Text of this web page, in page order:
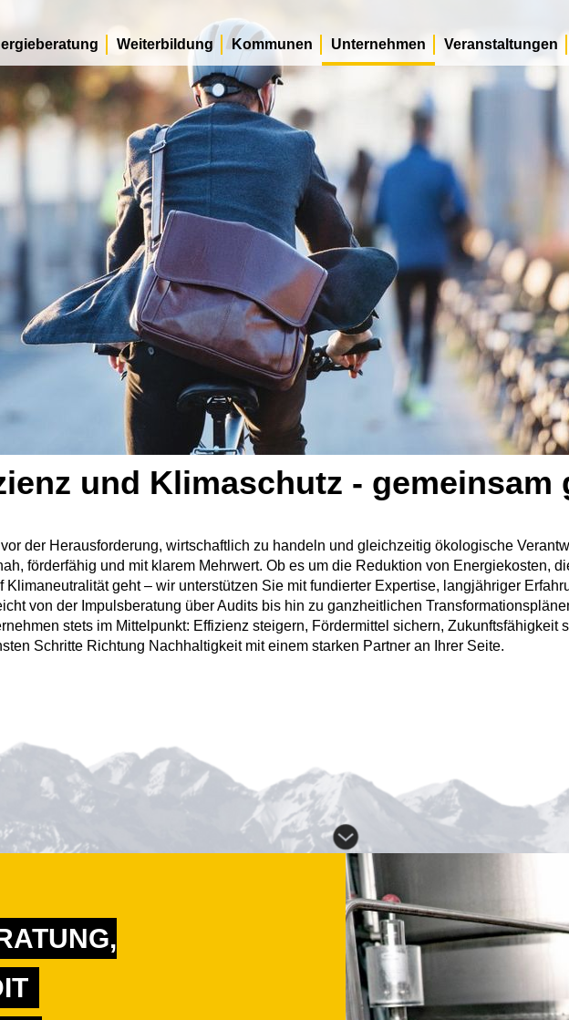
Weiterbildung Kommunen Unternehmen Veranstaltungen
und Klimaschutz - gemeinsam
der Herausforderung, wirtschaftlich zu handeln und gleichzeitig ökologische
förderfähig und mit klarem Mehrwert. Ob es um die Reduktion von Energiekosten,
Klimaneutralität geht – wir unterstützen Sie mit fundierter Expertise, langjähriger
von der Impulsberatung über Audits bis hin zu ganzheitlichen
stets im Mittelpunkt: Effizienz steigern, Fördermittel sichern,
Schritte Richtung Nachhaltigkeit mit einem starken Partner an Ihrer Seite.